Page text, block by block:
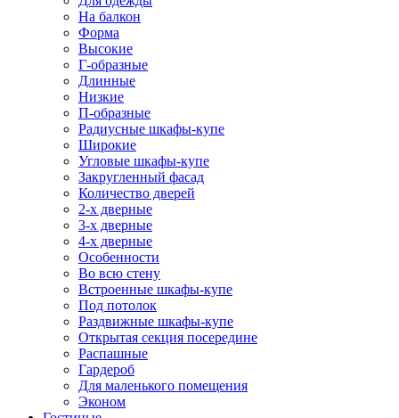
На балкон
Форма
Высокие
Г-образные
Длинные
Низкие
П-образные
Радиусные шкафы-купе
Широкие
Угловые шкафы-купе
Закругленный фасад
Количество дверей
2-х дверные
3-х дверные
4-х дверные
Особенности
Во всю стену
Встроенные шкафы-купе
Под потолок
Раздвижные шкафы-купе
Открытая секция посередине
Распашные
Гардероб
Для маленького помещения
Эконом